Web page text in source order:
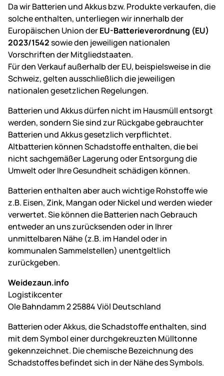
Da wir Batterien und Akkus bzw. Produkte verkaufen, die
solche enthalten, unterliegen wir innerhalb der
Europäischen Union derEU-Batterieverordnung (EU)
2023/1542sowie den jeweiligen nationalen
Vorschriften der Mitgliedstaaten.
Für den Verkauf außerhalb der EU, beispielsweise in die
Schweiz, gelten ausschließlich die jeweiligen
nationalen gesetzlichen Regelungen.
Batterien und Akkus dürfen nicht im Hausmüll entsorgt
werden, sondern Sie sind zur Rückgabe gebrauchter
Batterien und Akkus gesetzlich verpflichtet.
Altbatterien können Schadstoffe enthalten, die bei
nicht sachgemäßer Lagerung oder Entsorgung die
Umwelt oder Ihre Gesundheit schädigen können.
Batterien enthalten aber auch wichtige Rohstoffe wie
z.B. Eisen, Zink, Mangan oder Nickel und werden wieder
verwertet. Sie können die Batterien nach Gebrauch
entweder an uns zurücksenden oder in Ihrer
unmittelbaren Nähe (z.B. im Handel oder in
kommunalen Sammelstellen) unentgeltlich
zurückgeben.
Weidezaun.info
Logistikcenter
Ole Bahndamm 2 25884 Viöl Deutschland
Batterien oder Akkus, die Schadstoffe enthalten, sind
mit dem Symbol einer durchgekreuzten Mülltonne
gekennzeichnet. Die chemische Bezeichnung des
Schadstoffes befindet sich in der Nähe des Symbols.